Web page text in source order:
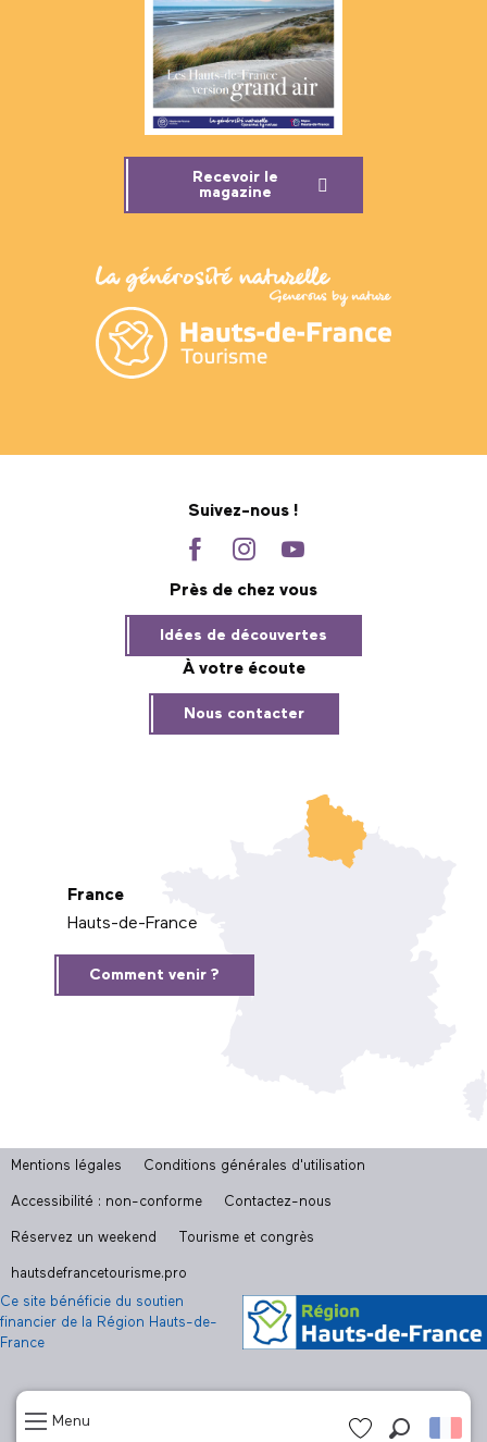
Menu
Recevoir le
magazine
Suivez-nous !
Près de chez vous
Idées de découvertes
À votre écoute
Nous contacter
France
Hauts-de-France
Comment venir ?
Mentions légales Conditions générales d'utilisation
Accessibilité : non-conforme Contactez-nous
Réservez un weekend Tourisme et congrès
hautsdefrancetourisme.pro
Ce site bénéficie du soutien
financier de la Région Hauts-de-
France